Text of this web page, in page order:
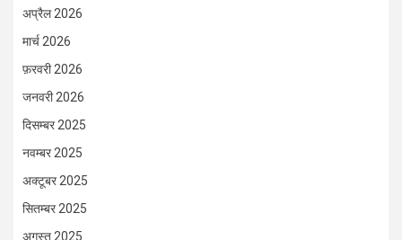
अप्रैल 2026
मार्च 2026
फ़रवरी 2026
जनवरी 2026
दिसम्बर 2025
नवम्बर 2025
अक्टूबर 2025
सितम्बर 2025
अगस्त 2025